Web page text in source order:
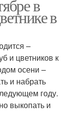
в
в
–
и цветников к
осени –
и набрать
году.
выкопать и